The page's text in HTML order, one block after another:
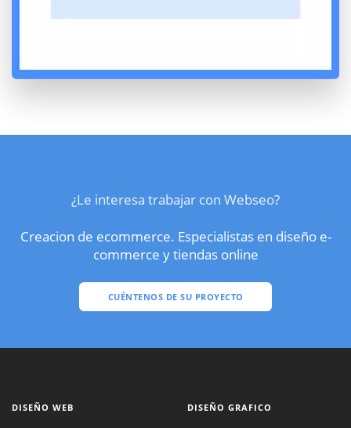
¿Le interesa trabajar con Webseo?
Creacion de ecommerce. Especialistas en diseño e-
commerce y tiendas online
CUÉNTENOS DE SU PROYECTO
DISEÑO WEB DISEÑO GRAFICO